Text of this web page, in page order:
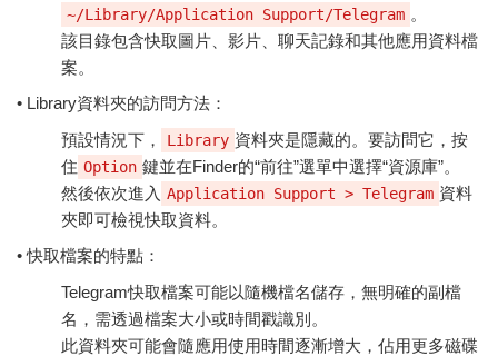
~/Library/Application Support/Telegram 。
該目錄包含快取圖片、影片、聊天記錄和其他應用資料檔
案。
• Library資料夾的訪問方法：
預設情況下，
Library 資料夾是隱藏的。要訪問它，按
住 Option 鍵並在Finder的“前往”選單中選擇“資源庫”。
然後依次進入 Application Support > Telegram 資料
夾即可檢視快取資料。
• 快取檔案的特點：
Telegram快取檔案可能以隨機檔名儲存，無明確的副檔
名，需透過檔案大小或時間戳識別。
此資料夾可能會隨應用使用時間逐漸增大，佔用更多磁碟